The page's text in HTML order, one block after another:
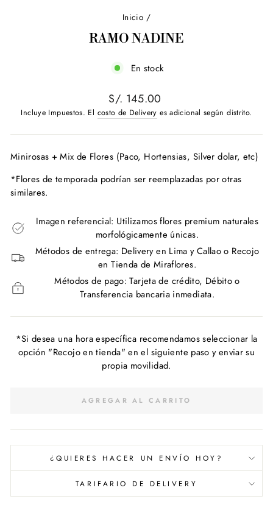
Inicio /
RAMO NADINE
En stock
Precio
habitual
S/. 145.00
Incluye Impuestos. El costo de Delivery es adicional según distrito.
Minirosas + Mix de Flores (Paco, Hortensias, Silver dolar, etc)
*Flores de temporada podrían ser reemplazadas por otras
similares.
Imagen referencial: Utilizamos flores premium naturales
morfológicamente únicas.
Métodos de entrega: Delivery en Lima y Callao o Recojo
en Tienda de Miraflores.
Métodos de pago: Tarjeta de crédito, Débito o
Transferencia bancaria inmediata.
*Si desea una hora específica recomendamos seleccionar la
opción "Recojo en tienda" en el siguiente paso y enviar su
propia movilidad.
AGREGAR AL CARRITO
¿QUIERES HACER UN ENVÍO HOY?
TARIFARIO DE DELIVERY